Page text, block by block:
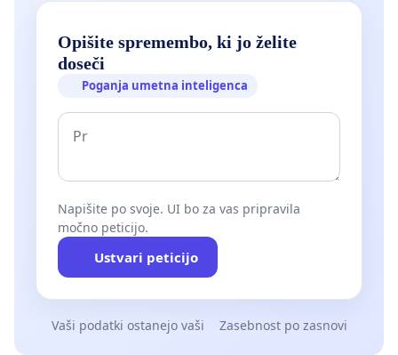
Opišite spremembo, ki jo želite
doseči
Poganja umetna inteligenca
Napišite po svoje. UI bo za vas pripravila
močno peticijo.
Ustvari peticijo
Vaši podatki ostanejo vaši Zasebnost po zasnovi